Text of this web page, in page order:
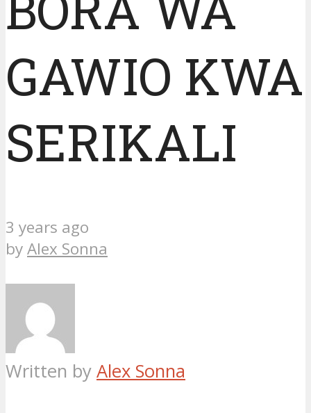
GAWIO KWA
SERIKALI
3 years ago
byAlex Sonna
Written by Alex Sonna